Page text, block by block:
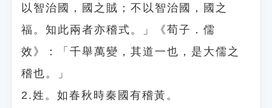
以智治國，國之賊；不以智治國，國之
福。知此兩者亦稽式。」《荀子．儒
效》：「千舉萬變，其道一也，是大儒之
稽也。」
2.姓。如春秋時秦國有稽黃。